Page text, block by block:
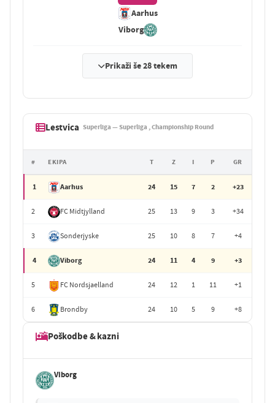
Aarhus
Viborg
Prikaži še 28 tekem
Lestvica Superliga — Superliga , Championship Round
# EKIPA T Z I P GR
1 Aarhus 24 15 7 2 +23
2 FC Midtjylland 25 13 9 3 +34
3 Sonderjyske 25 10 8 7 +4
4 Viborg 24 11 4 9 +3
5 FC Nordsjaelland 24 12 1 11 +1
6 Brondby 24 10 5 9 +8
Poškodbe & kazni
Viborg